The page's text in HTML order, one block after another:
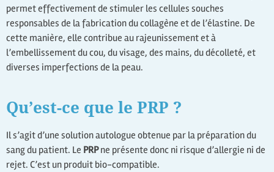
permet effectivement de stimuler les cellules souches
responsables de la fabrication du collagène et de l’élastine. De
cette manière, elle contribue au rajeunissement et à
l’embellissement du cou, du visage, des mains, du décolleté, et
diverses imperfections de la peau.
Qu’est-ce que le PRP ?
Il s’agit d’une solution autologue obtenue par la préparation du
sang du patient. Le PRPne présente donc ni risque d’allergie ni de
rejet. C’est un produit bio-compatible.